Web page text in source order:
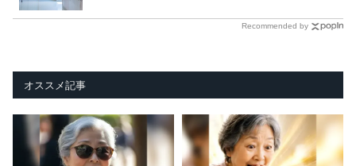
Recommended by
オススメ記事